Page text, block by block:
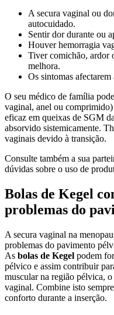
A secura vaginal ou
autocuidado.
Sentir dor durante ou
Houver hemorragia
Tiver comichão, ardor
melhora.
Os sintomas
O seu médico de família
vaginal, anel ou comprimido)
eficaz em queixas de SGM
absorvido sistemicamente.
vaginais devido à transição.
Consulte também a sua
dúvidas sobre o uso de
Bolas de Kegel
problemas do
A secura vaginal na
problemas do pavimento
As bolas de Kegel podem
pélvico e assim contribuir
muscular na região pélvica,
vaginal. Combine isto
conforto durante a inserção.